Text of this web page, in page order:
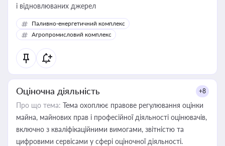
і відновлюваних джерел
Паливно-енергетичний комплекс
Агропромисловий комплекс
Оціночна діяльність +8
Про що тема: Тема охоплює правове регулювання оцінки
майна, майнових прав і професійної діяльності оцінювачів,
включно з кваліфікаційними вимогами, звітністю та
цифровими сервісами у сфері оціночної діяльності.